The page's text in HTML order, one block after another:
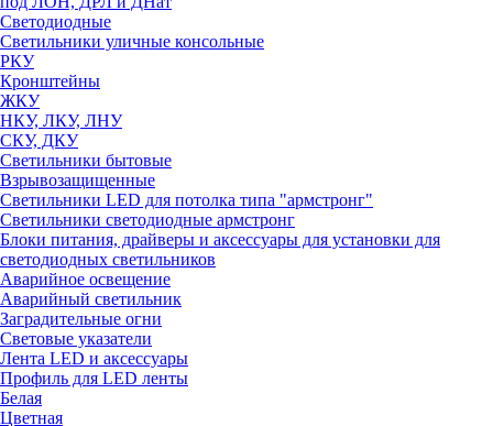
Светодиодные
Светильники уличные консольные
РКУ
Кронштейны
ЖКУ
НКУ, ЛКУ, ЛНУ
СКУ, ДКУ
Светильники бытовые
Взрывозащищенные
Светильники LED для потолка типа "армстронг"
Светильники светодиодные армстронг
Блоки питания, драйверы и аксессуары для установки для
светодиодных светильников
Аварийное освещение
Аварийный светильник
Заградительные огни
Световые указатели
Лента LED и аксессуары
Профиль для LED ленты
Белая
Цветная